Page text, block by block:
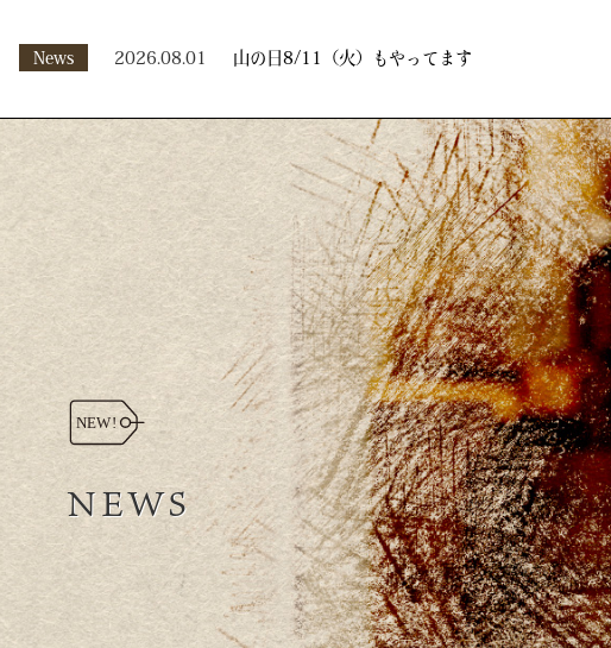
News 2026.08.01 山の日8/11（火）もやってます
NEWS